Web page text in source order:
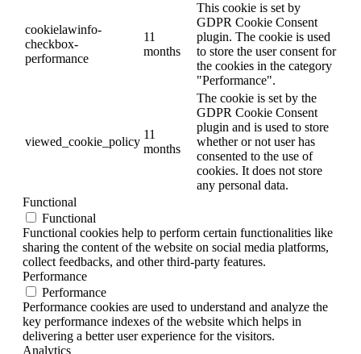
cookielawinfo-
checkbox-
performance
11
months
This cookie is set by
GDPR Cookie Consent
plugin. The cookie is used
to store the user consent for
the cookies in the category
"Performance".
viewed_cookie_policy
11
months
The cookie is set by the
GDPR Cookie Consent
plugin and is used to store
whether or not user has
consented to the use of
cookies. It does not store
any personal data.
Functional
Functional
Functional cookies help to perform certain functionalities like
sharing the content of the website on social media platforms,
collect feedbacks, and other third-party features.
Performance
Performance
Performance cookies are used to understand and analyze the
key performance indexes of the website which helps in
delivering a better user experience for the visitors.
Analytics